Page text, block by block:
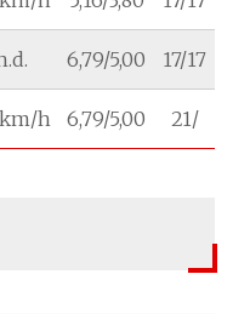
6,79/5,00 17/17
h 6,79/5,00 21/